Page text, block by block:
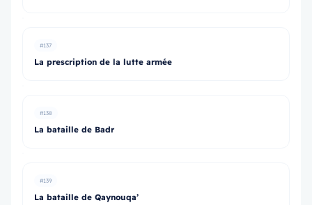
#137
La prescription de la lutte armée
#138
La bataille de Badr
#139
La bataille de Qaynouqa’